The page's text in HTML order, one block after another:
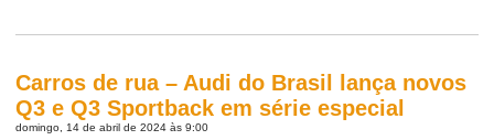
Carros de rua – Audi do Brasil lança novos
Q3 e Q3 Sportback em série especial
domingo, 14 de abril de 2024 às 9:00